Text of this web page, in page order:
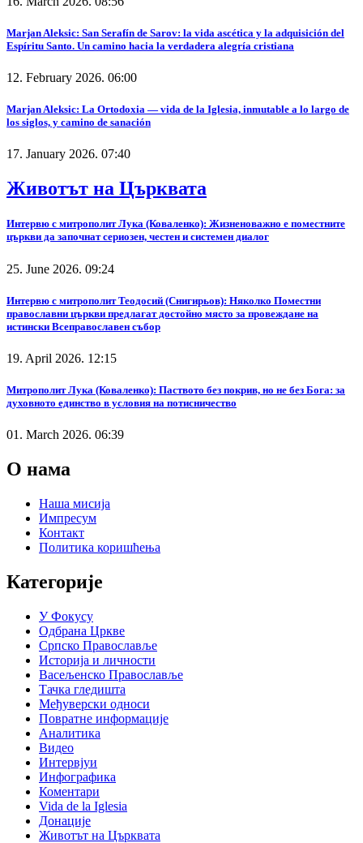
Marjan Aleksic: San Serafín de Sarov: la vida ascética y la adquisición del
Espíritu Santo. Un camino hacia la verdadera alegría cristiana
12. February 2026. 06:00
Marjan Aleksic: La Ortodoxia — vida de la Iglesia, inmutable a lo largo de
los siglos, y camino de sanación
17. January 2026. 07:40
Животът на Църквата
Интервю с митрополит Лука (Коваленко): Жизненоважно е поместните
църкви да започнат сериозен, честен и системен диалог
25. June 2026. 09:24
Интервю с митрополит Теодосий (Снигирьов): Няколко Поместни
православни църкви предлагат достойно място за провеждане на
истински Всеправославен събор
19. April 2026. 12:15
Митрополит Лука (Коваленко): Паството без покрив, но не без Бога: за
духовното единство в условия на потисничество
01. March 2026. 06:39
О нама
Наша мисија
Импресум
Контакт
Политика коришћења
Категорије
У Фокусу
Одбрана Цркве
Српско Православље
Историја и личности
Васељенско Православље
Тачка гледишта
Међуверски односи
Повратне информације
Аналитика
Видео
Интервјуи
Инфографика
Коментари
Vida de la Iglesia
Донације
Животът на Църквата